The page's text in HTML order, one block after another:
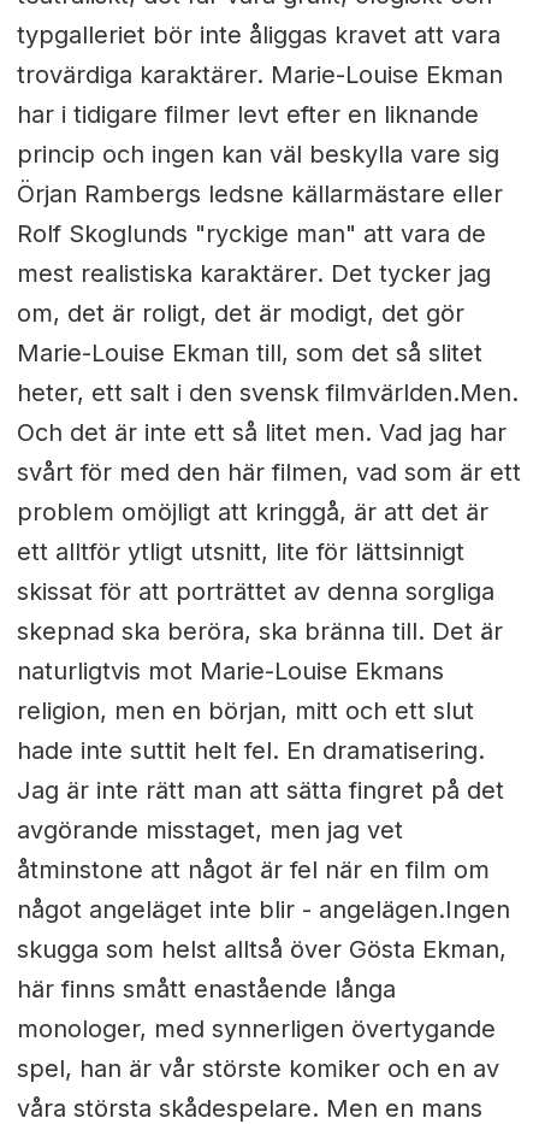
typgalleriet bör inte åliggas kravet att vara
trovärdiga karaktärer. Marie-Louise Ekman
har i tidigare filmer levt efter en liknande
princip och ingen kan väl beskylla vare sig
Örjan Rambergs ledsne källarmästare eller
Rolf Skoglunds "ryckige man" att vara de
mest realistiska karaktärer. Det tycker jag
om, det är roligt, det är modigt, det gör
Marie-Louise Ekman till, som det så slitet
heter, ett salt i den svensk filmvärlden.Men.
Och det är inte ett så litet men. Vad jag har
svårt för med den här filmen, vad som är ett
problem omöjligt att kringgå, är att det är
ett alltför ytligt utsnitt, lite för lättsinnigt
skissat för att porträttet av denna sorgliga
skepnad ska beröra, ska bränna till. Det är
naturligtvis mot Marie-Louise Ekmans
religion, men en början, mitt och ett slut
hade inte suttit helt fel. En dramatisering.
Jag är inte rätt man att sätta fingret på det
avgörande misstaget, men jag vet
åtminstone att något är fel när en film om
något angeläget inte blir - angelägen.Ingen
skugga som helst alltså över Gösta Ekman,
här finns smått enastående långa
monologer, med synnerligen övertygande
spel, han är vår störste komiker och en av
våra största skådespelare. Men en mans